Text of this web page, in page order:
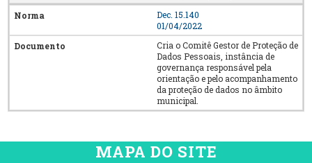
Dec. 15.140
01/04/2022
Cria o Comitê Gestor de Proteção de
Dados Pessoais, instância de
governança responsável pela
orientação e pelo acompanhamento
da proteção de dados no âmbito
municipal.
MAPA DO SITE